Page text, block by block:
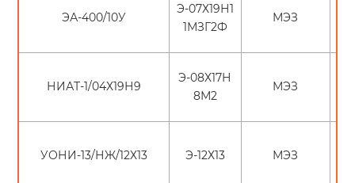
ЭА-400/10У
Э-07Х19Н1
1МЗГ2Ф
МЭЗ
НИАТ-1/04Х19Н9
Э-08Х17Н
8М2
МЭЗ
УОНИ-13/НЖ/12Х13 Э-12Х13 МЭЗ